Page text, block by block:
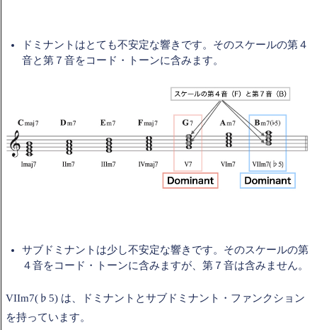
ドミナントはとても不安定な響きです。そのスケールの第４
音と第７音をコード・トーンに含みます。
サブドミナントは少し不安定な響きです。そのスケールの第
４音をコード・トーンに含みますが、第７音は含みません。
VIIm7(♭5) は、ドミナントとサブドミナント・ファンクション
を持っています。